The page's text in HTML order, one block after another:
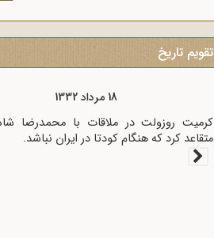
تقویم تاریخ
18 مرداد 1333
بسیاری از رجال روحانی و سیاسی کشور در
رؤسای مجلسین، خشم خود را از پرداخت
انگلیس اعلام کردند.